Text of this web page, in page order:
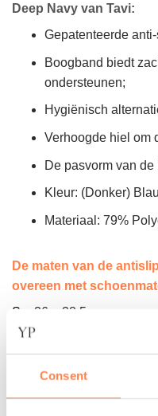
Consent
Deep Navy van Tavi:
Gepatenteerde
Boogband biedt
ondersteunen;
Hygiënisch
Verhoogde hiel om
De pasvorm van
Kleur: (Donker)
Materiaal: 79%
De maten van de
overeen met
S =
36 – 38.5
M = 39–42.5
L = 43–45
XL = 45.5+